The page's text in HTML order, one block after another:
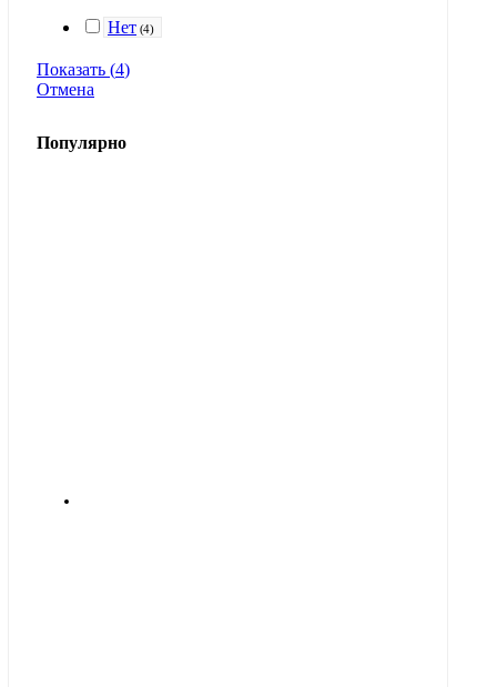
Нет (4)
Показать (4)
Отмена
Популярно